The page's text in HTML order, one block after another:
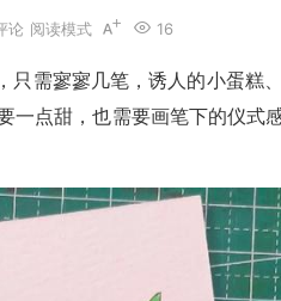
论 16
阅读模式
需寥寥几笔，诱人的小蛋糕
点甜，也需要画笔下的仪式